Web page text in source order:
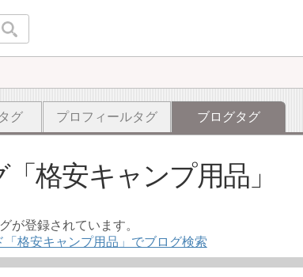
グ プロフィールタグ ブログタグ
格安キャンプ用品
が登録されています。
「格安キャンプ用品」でブログ検索